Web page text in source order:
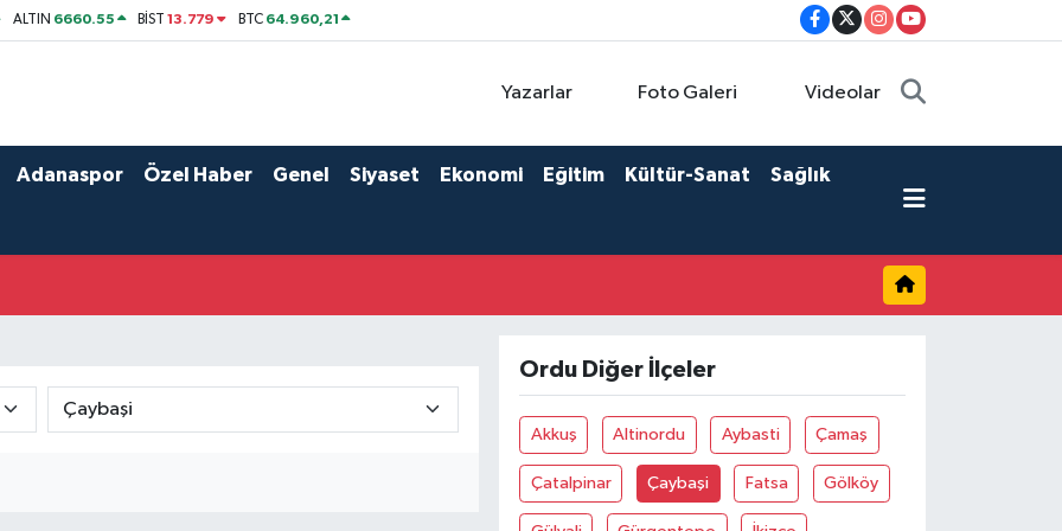
ALTIN 6660.55 BİST13.779 BTC 64.960,21
Yazarlar Foto Galeri Videolar
Adanaspor Özel Haber Genel Siyaset Ekonomi Eğitim Kültür-Sanat Sağlık
Ordu Diğer İlçeler
Akkuş Altinordu Aybasti Çamaş
Çatalpinar Çaybaşi Fatsa Gölköy